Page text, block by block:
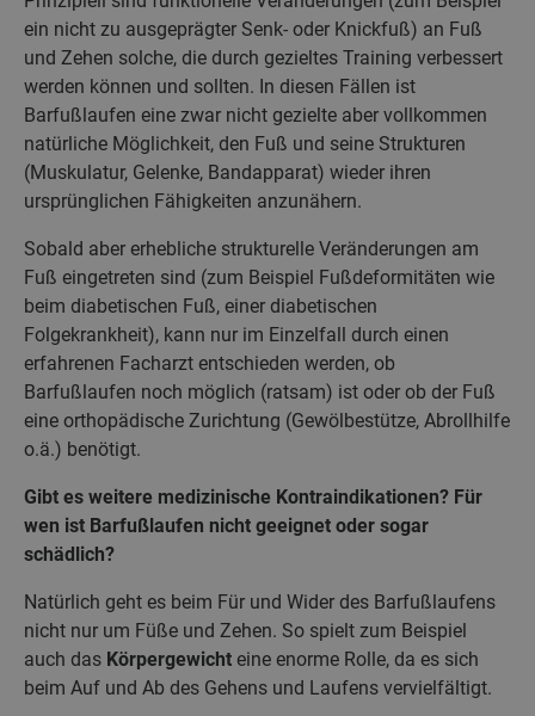
ein nicht zu ausgeprägter Senk- oder Knickfuß) an Fuß
und Zehen solche, die durch gezieltes Training verbessert
werden können und sollten. In diesen Fällen ist
Barfußlaufen eine zwar nicht gezielte aber vollkommen
natürliche Möglichkeit, den Fuß und seine Strukturen
(Muskulatur, Gelenke, Bandapparat) wieder ihren
ursprünglichen Fähigkeiten anzunähern.
Sobald aber erhebliche strukturelle Veränderungen am
Fuß eingetreten sind (zum Beispiel Fußdeformitäten wie
beim diabetischen Fuß, einer diabetischen
Folgekrankheit), kann nur im Einzelfall durch einen
erfahrenen Facharzt entschieden werden, ob
Barfußlaufen noch möglich (ratsam) ist oder ob der Fuß
eine orthopädische Zurichtung (Gewölbestütze, Abrollhilfe
o.ä.) benötigt.
Gibt es weitere medizinische Kontraindikationen? Für
wen ist Barfußlaufen nicht geeignet oder sogar
schädlich?
Natürlich geht es beim Für und Wider des Barfußlaufens
nicht nur um Füße und Zehen. So spielt zum Beispiel
auch das Körpergewicht eine enorme Rolle, da es sich
beim Auf und Ab des Gehens und Laufens vervielfältigt.